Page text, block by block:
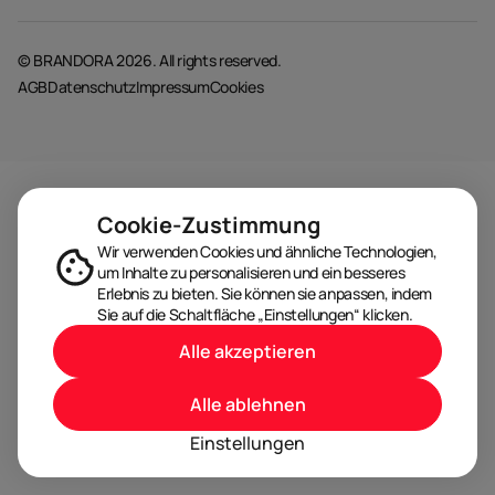
© BRANDORA 2026. All rights reserved.
AGBDatenschutzImpressumCookies
Cookie-Zustimmung
Wir verwenden Cookies und ähnliche Technologien,
um Inhalte zu personalisieren und ein besseres
Erlebnis zu bieten. Sie können sie anpassen, indem
Sie auf die Schaltfläche „Einstellungen“ klicken.
Einstellungen
Alle ablehnen
Alle akzeptieren